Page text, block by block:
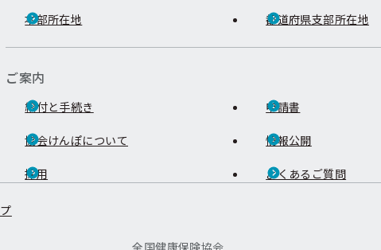
本部所在地 都道府県支部所在地
ご案内
給付と手続き 申請書
協会けんぽについて 情報公開
採用 よくあるご質問
全国健康保険協会